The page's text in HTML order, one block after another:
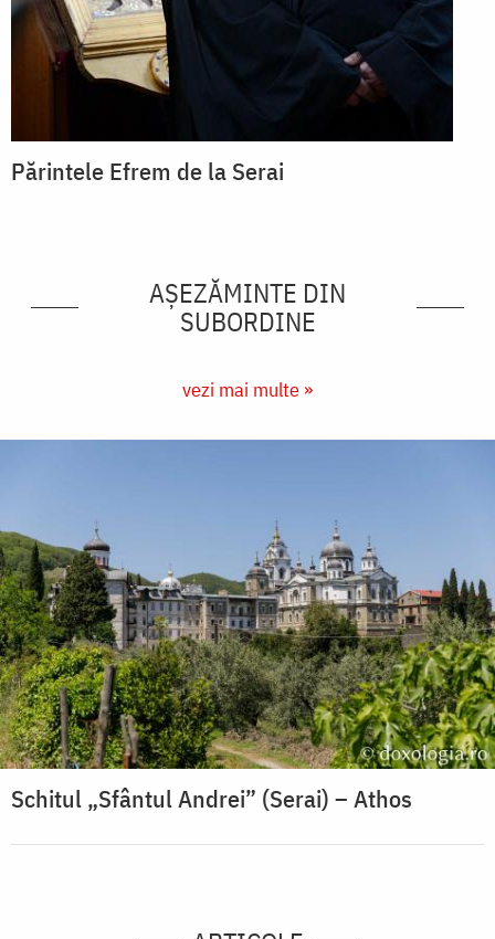
Părintele Efrem de la Serai
AȘEZĂMINTE DIN
SUBORDINE
vezi mai multe »
Schitul „Sfântul Andrei” (Serai) – Athos